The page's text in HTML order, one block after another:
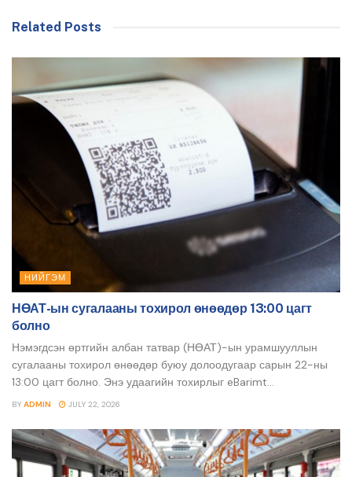
Related Posts
НИЙГЭМ
НӨАТ-ын сугалааны тохирол өнөөдөр 13:00 цагт
болно
Нэмэгдсэн өртгийн албан татвар (НӨАТ)-ын урамшууллын
сугалааны тохирол өнөөдөр буюу долоодугаар сарын 22-ны
13:00 цагт болно. Энэ удаагийн тохирлыг eBarimt...
BY ADMIN JULY 22, 2026